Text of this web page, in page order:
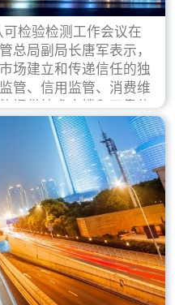
检验检测工作会议在
总局副局长唐军表示，
场建立和传递信任的独
管、信用监管、消费维
提供技术支撑和可靠依